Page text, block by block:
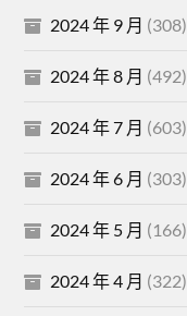
2024 年 9 月 (308)
2024 年 8 月 (492)
2024 年 7 月 (603)
2024 年 6 月 (303)
2024 年 5 月 (166)
2024 年 4 月 (322)